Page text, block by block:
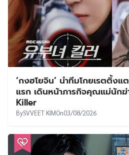
‘กงฮโยจิน’ นำทีมโกยเรตติ้ง
แรก เดินหน้าภารกิจคุณแม่นักฆ่
Killer
BySVVEET KIMOn03/08/2026